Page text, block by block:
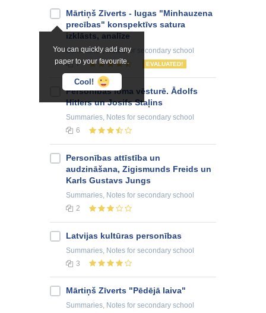
You can quickly add any
paper to your favourite.
Cool!
Mārtiņš Zīverts - lugas "Minhauzena
precības" konspektīvs satura
izklāsts, analīze
Summaries, Notesfor secondary school
7
EVALUATED!
Personības loma vēsturē. Ādolfs
Hitlers un Josifs Staļins
Summaries, Notes for secondary school
6
Personības attīstība un
audzināšana, Zigismunds Freids un
Karls Gustavs Jungs
Summaries, Notes for secondary school
2
Latvijas kultūras personības
Summaries, Notes for secondary school
3
Mārtiņš Zīverts "Pēdējā laiva"
Summaries, Notes for secondary school